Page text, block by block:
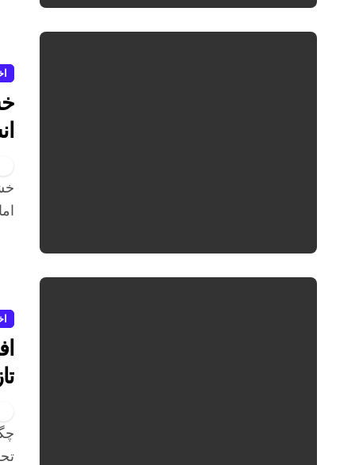
خشونت کلامی اگرچه نشانه‌ای فیزیکی بر جای نمی‌گذارد،
چگونه گرمایش جهانی مصرف قند را افزایش می‌دهد؟